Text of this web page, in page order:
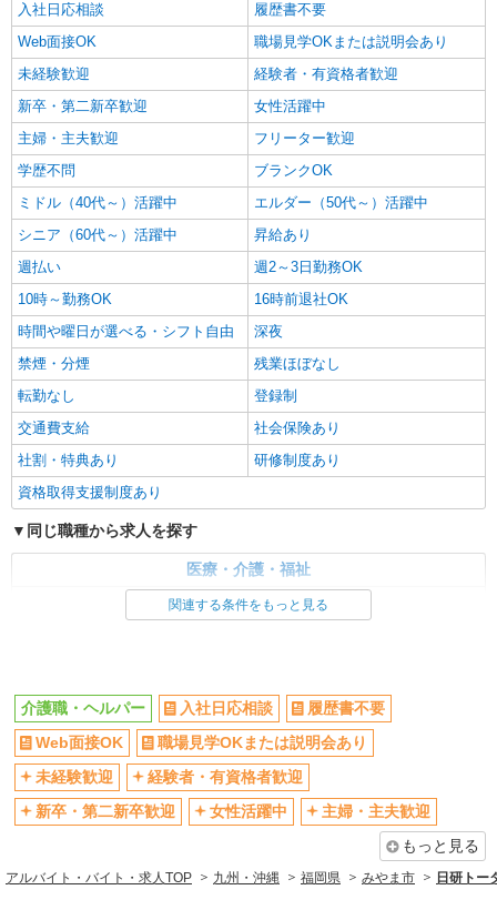
キープ 詳細を見る
派遣社員
株式会社kotrio /●KM-H-2094161
未経験大歓迎のデイサービスSTAFF＊運転で
きる方求む！みやま市
時給1450円〜2062円 ＜日払い有/週払い有/交
通費全支給(ガソリン代含む)＞
みやま市高田町｜交通費全額支給
詳細を見る
派遣社員
株式会社kotrio /●KM-H-2086485
＜みやま市＞小さなデイサービスSTAFF≪週3
勤務≫≪夕方退社≫
時給1450円〜2062円 ＜日払い有/週払い有/交
通費全支給(ガソリン代含む)＞
みやま市高田町｜交通費全額支給
キープ 詳細を見る
みやま市｜未経験でも大丈夫◎研修が手厚い有
みやま市高田町｜交通費全額支給
キープ 詳細を見る
派遣社員
株式会社kotrio /●KM-H-1977610
みやま市★シニア向け住宅での見守り・生活サ
ポートなど★
入社日応相談
履歴書不要
Web面接OK
職場見学OKまたは説明会あり
未経験歓迎
経験者・有資格者歓迎
新卒・第二新卒歓迎
女性活躍中
主婦・主夫歓迎
フリーター歓迎
学歴不問
ブランクOK
ミドル（40代～）活躍中
エルダー（50代～）活躍中
シニア（60代～）活躍中
昇給あり
週払い
週2～3日勤務OK
10時～勤務OK
16時前退社OK
時間や曜日が選べる・シフト自由
深夜
禁煙・分煙
残業ほぼなし
転勤なし
登録制
交通費支給
社会保険あり
社割・特典あり
研修制度あり
資格取得支援制度あり
同じ職種から求人を探す
医療・介護・福祉
週2～3日勤務OK
深夜
交通費支給
社会保険あり
関連する条件をもっと見る
介護職・ヘルパー 入社日応相談
履歴書不要
Web面接OK
職場見学OKまたは説明会あり
未経験歓迎
経験者・有資格者歓迎
新卒・第二新卒歓迎
女性活躍中
主婦・主夫歓迎
もっと見る
アルバイト・バイト・求人TOP 九州・沖縄 福岡県 みやま市 日研トー